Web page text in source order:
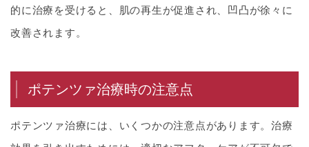
的に治療を受けると、肌の再生が促進され、凹凸が徐々に
改善されます。
ポテンツァ治療時の注意点
ポテンツァ治療には、いくつかの注意点があります。治療